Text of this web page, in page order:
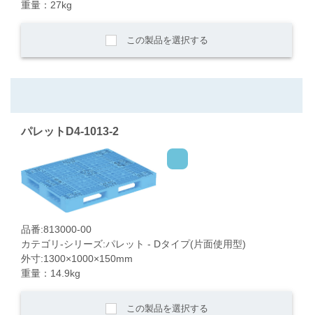
重量：27kg
この製品を選択する
パレットD4-1013-2
品番:813000-00
カテゴリ-シリーズ:パレット - Dタイプ(片面使用型)
外寸:1300×1000×150mm
重量：14.9kg
この製品を選択する